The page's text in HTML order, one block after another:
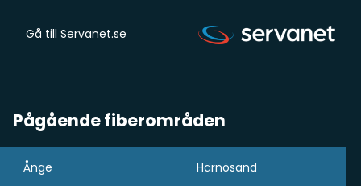
Gå till Servanet.se
Pågående fiberområden
Ånge Härnösand